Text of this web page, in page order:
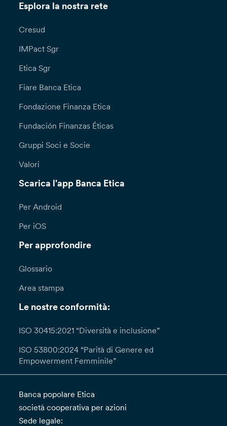
Esplora la nostra rete
Cresud
IMPact Sgr
Etica Sgr
Fiare Banca Etica
Fondazione Finanza Etica
Fundación Finanzas Éticas
Gruppi Soci e Socie
Valori
Scarica l'app Banca Etica
Per Android
Per iOS
Per approfondire
Glossario
Area stampa
Le nostre conformità:
ISO 30415:2021 “Diversità e inclusione”
ISO 53800:2024 “Parità di Genere ed
Empowerment Femminile”
Banca popolare Etica
società cooperativa per azioni
Sede legale: